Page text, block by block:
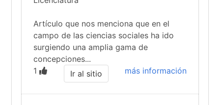
Artículo que nos menciona que en el
campo de las ciencias sociales ha ido
surgiendo una amplia gama de
concepciones...
1
más información
Ir al sitio